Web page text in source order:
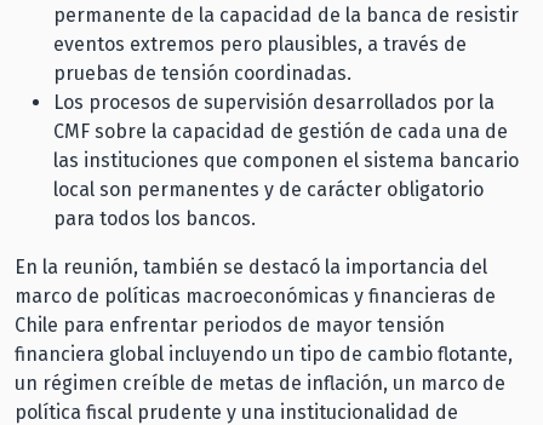
permanente de la capacidad de la banca de resistir
eventos extremos pero plausibles, a través de
pruebas de tensión coordinadas.
Los procesos de supervisión desarrollados por la
CMF sobre la capacidad de gestión de cada una de
las instituciones que componen el sistema bancario
local son permanentes y de carácter obligatorio
para todos los bancos.
En la reunión, también se destacó la importancia del
marco de políticas macroeconómicas y financieras de
Chile para enfrentar periodos de mayor tensión
financiera global incluyendo un tipo de cambio flotante,
un régimen creíble de metas de inflación, un marco de
política fiscal prudente y una institucionalidad de